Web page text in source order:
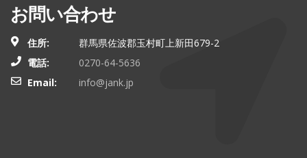
お問い合わせ
住所:
群馬県佐波郡玉村町上新田679-2
電話:
0270-64-5636
Email:
info@jank.jp